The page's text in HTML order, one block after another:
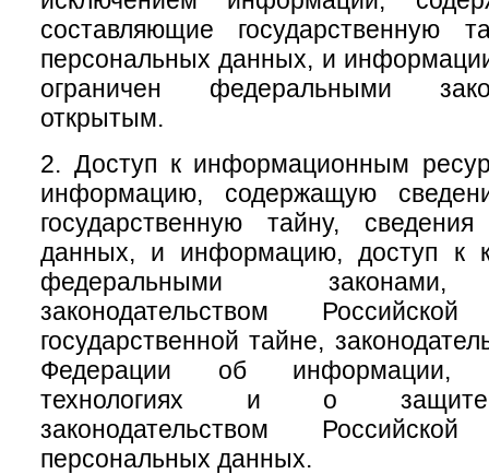
составляющие государственную
персональных данных, и
ограничен федеральными
открытым.
2. Доступ к информационным
информацию, содержащую
государственную тайну,
данных, и информацию, доступ к
федеральными законами,
законодательством
государственной тайне,
Федерации об информации,
технологиях и о защите
законодательством
персональных данных.